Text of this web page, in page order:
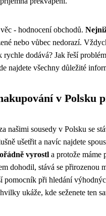
- hodnocení obchodů.
nebo vůbec nedorazí.
rychle dodává? Jak řeší
najdete všechny důležité
v Polsku
našimi sousedy v Polsku se
ušetřit a navíc najdete
vyrostl a protože máme
dohodil, stává se přirozenou
pomocník při hledání
ukáže, kde seženete ten